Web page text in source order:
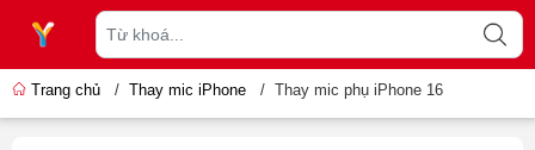
Trang chủ / Thay mic iPhone / Thay mic phụ iPhone 16